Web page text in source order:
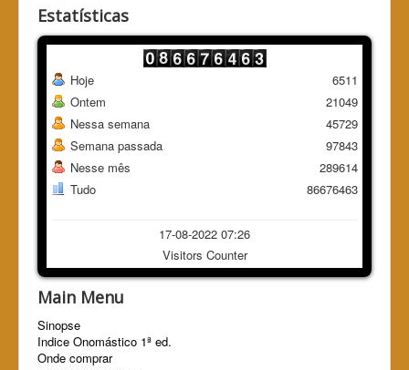
Estatísticas
Hoje
Ontem
Nessa semana
Semana passada
Nesse mês
Tudo
6511
21049
45729
97843
289614
86676463
17-08-2022 07:26
Visitors Counter
Main Menu
Sinopse
Indice Onomástico 1ª ed.
Onde comprar